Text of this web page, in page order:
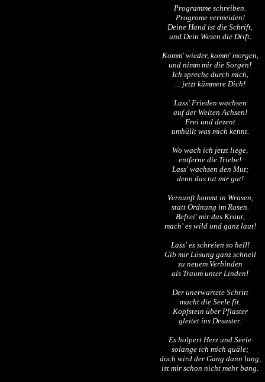
Programme schreiben.
Progrome vermeiden!
Deine Hand ist die Schrift,
und Dein Wesen die Drift.
Komm' wieder, komm' morgen,
und nimm mir die Sorgen!
Ich spreche durch mich,
... jetzt kümmere Dich!
Lass' Frieden wachsen
auf der Welten Achsen!
Frei und dezent
umhüllt was mich kennt.
Wo wach ich jetzt liege,
entferne die Triebe!
Lass' wachsen den Mut;
denn das tut mir gut!
Vernunft kommt in Wrasen,
statt Ordnung im Rasen.
Befrei' mir das Kraut,
mach' es wild und ganz laut!
Lass' es schreien so hell!
Gib mir Lösung ganz schnell
zu neuem Verbinden
als Traum unter Linden!
Der unerwartete Schritt
macht die Seele fit.
Kopfstein über Pflaster
gleitet ins Desaster.
Es holpert Herz und Seele
solange ich mich quäle;
doch wird der Gang dann lang,
ist mir schon nicht mehr bang.